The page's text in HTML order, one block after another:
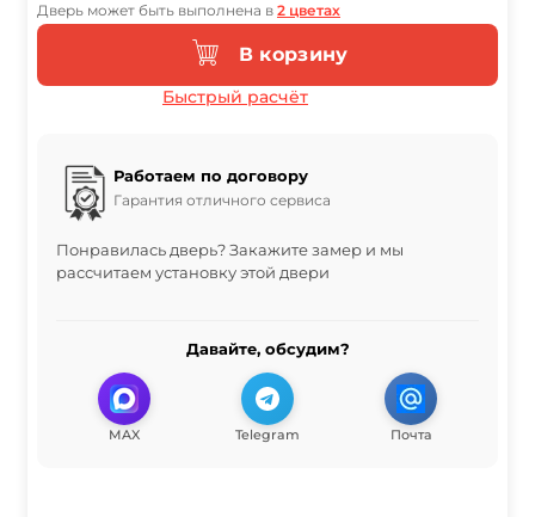
Дверь может быть выполнена в 2 цветах
В корзину
Быстрый расчёт
Работаем по договору
Гарантия отличного сервиса
Понравилась дверь? Закажите замер и мы
рассчитаем установку этой двери
Давайте, обсудим?
MAX Telegram Почта